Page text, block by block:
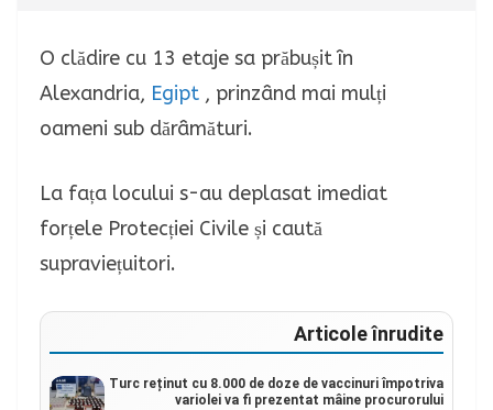
O clădire cu 13 etaje sa prăbușit în
Alexandria, Egipt , prinzând mai mulți
oameni sub dărâmături.
La fața locului s-au deplasat imediat
forțele Protecției Civile și caută
supraviețuitori.
Articole înrudite
Turc reținut cu 8.000 de doze de vaccinuri împotriva
variolei va fi prezentat mâine procurorului